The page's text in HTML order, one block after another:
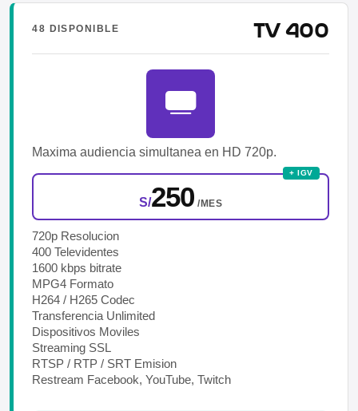
48 DISPONIBLE TV 400
Maxima audiencia simultanea en HD 720p.
+ IGV
S/250 /MES
720p Resolucion
400 Televidentes
1600 kbps bitrate
MPG4 Formato
H264 / H265 Codec
Transferencia Unlimited
Dispositivos Moviles
Streaming SSL
RTSP / RTP / SRT Emision
Restream Facebook, YouTube, Twitch